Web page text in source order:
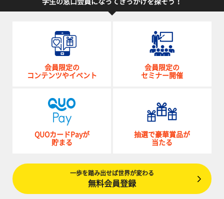
学生の窓口会員になってきっかけを探そう！
会員限定の
コンテンツやイベント
会員限定の
セミナー開催
QUOカードPayが
貯まる
抽選で豪華賞品が
当たる
一歩を踏み出せば世界が変わる
無料会員登録